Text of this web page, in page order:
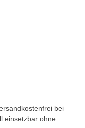
bei
einsetzbar ohne